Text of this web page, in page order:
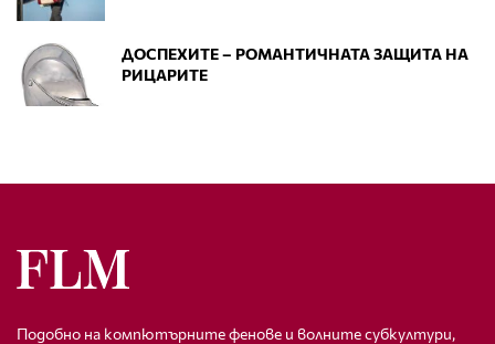
ДОСПЕХИТЕ – РОМАНТИЧНАТА ЗАЩИТА НА
РИЦАРИТЕ
Подобно на компютърните фенове и волните субкултури,